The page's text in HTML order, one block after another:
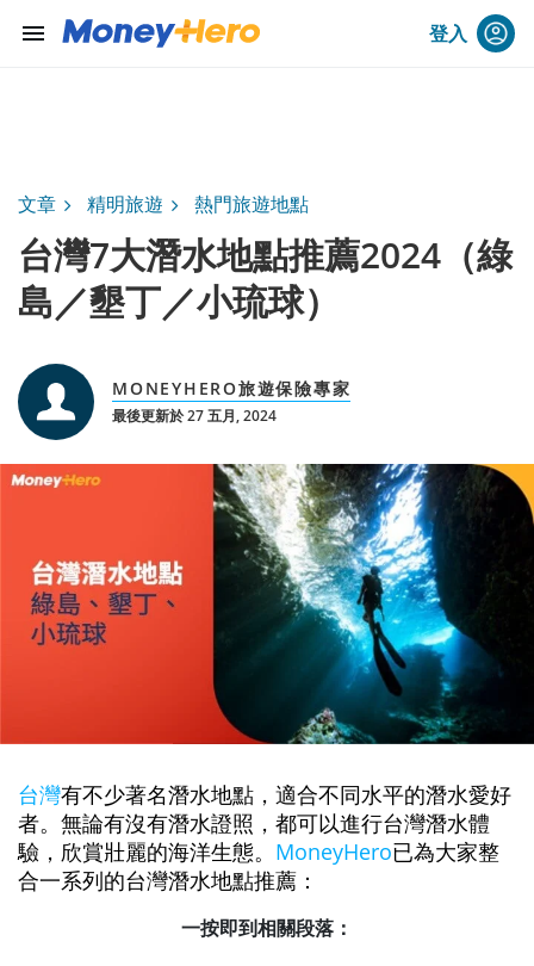
menu 登入
文章 精明旅遊 熱門旅遊地點
台灣7大潛水地點推薦2024（綠
島／墾丁／小琉球）
MONEYHERO旅遊保險專家
最後更新於 27 五月, 2024
台灣有不少著名潛水地點，適合不同水平的潛水愛好
者。無論有沒有潛水證照，都可以進行台灣潛水體
驗，欣賞壯麗的海洋生態。 MoneyHero已為大家整
合一系列的台灣潛水地點推薦：
一按即到相關段落：